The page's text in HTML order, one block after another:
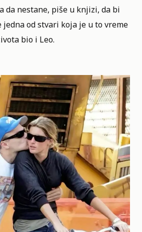
da nestane, piše u knjizi, da bi
jedna od stvari koja je u to vreme
bio i Leo.